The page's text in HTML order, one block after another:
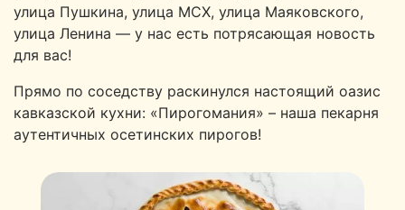
улица Пушкина, улица МСХ, улица Маяковского,
улица Ленина — у нас есть потрясающая новость
для вас!
Прямо по соседству раскинулся настоящий оазис
кавказской кухни: «Пирогомания» – наша пекарня
аутентичных осетинских пирогов!